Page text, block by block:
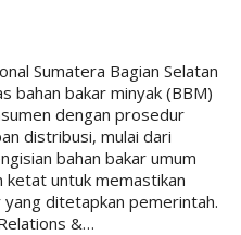
Sumatera Bagian Selatan
bahan bakar minyak (BBM)
dengan prosedur
distribusi, mulai dari
bahan bakar umum
ketat untuk memastikan
ditetapkan pemerintah.
&…